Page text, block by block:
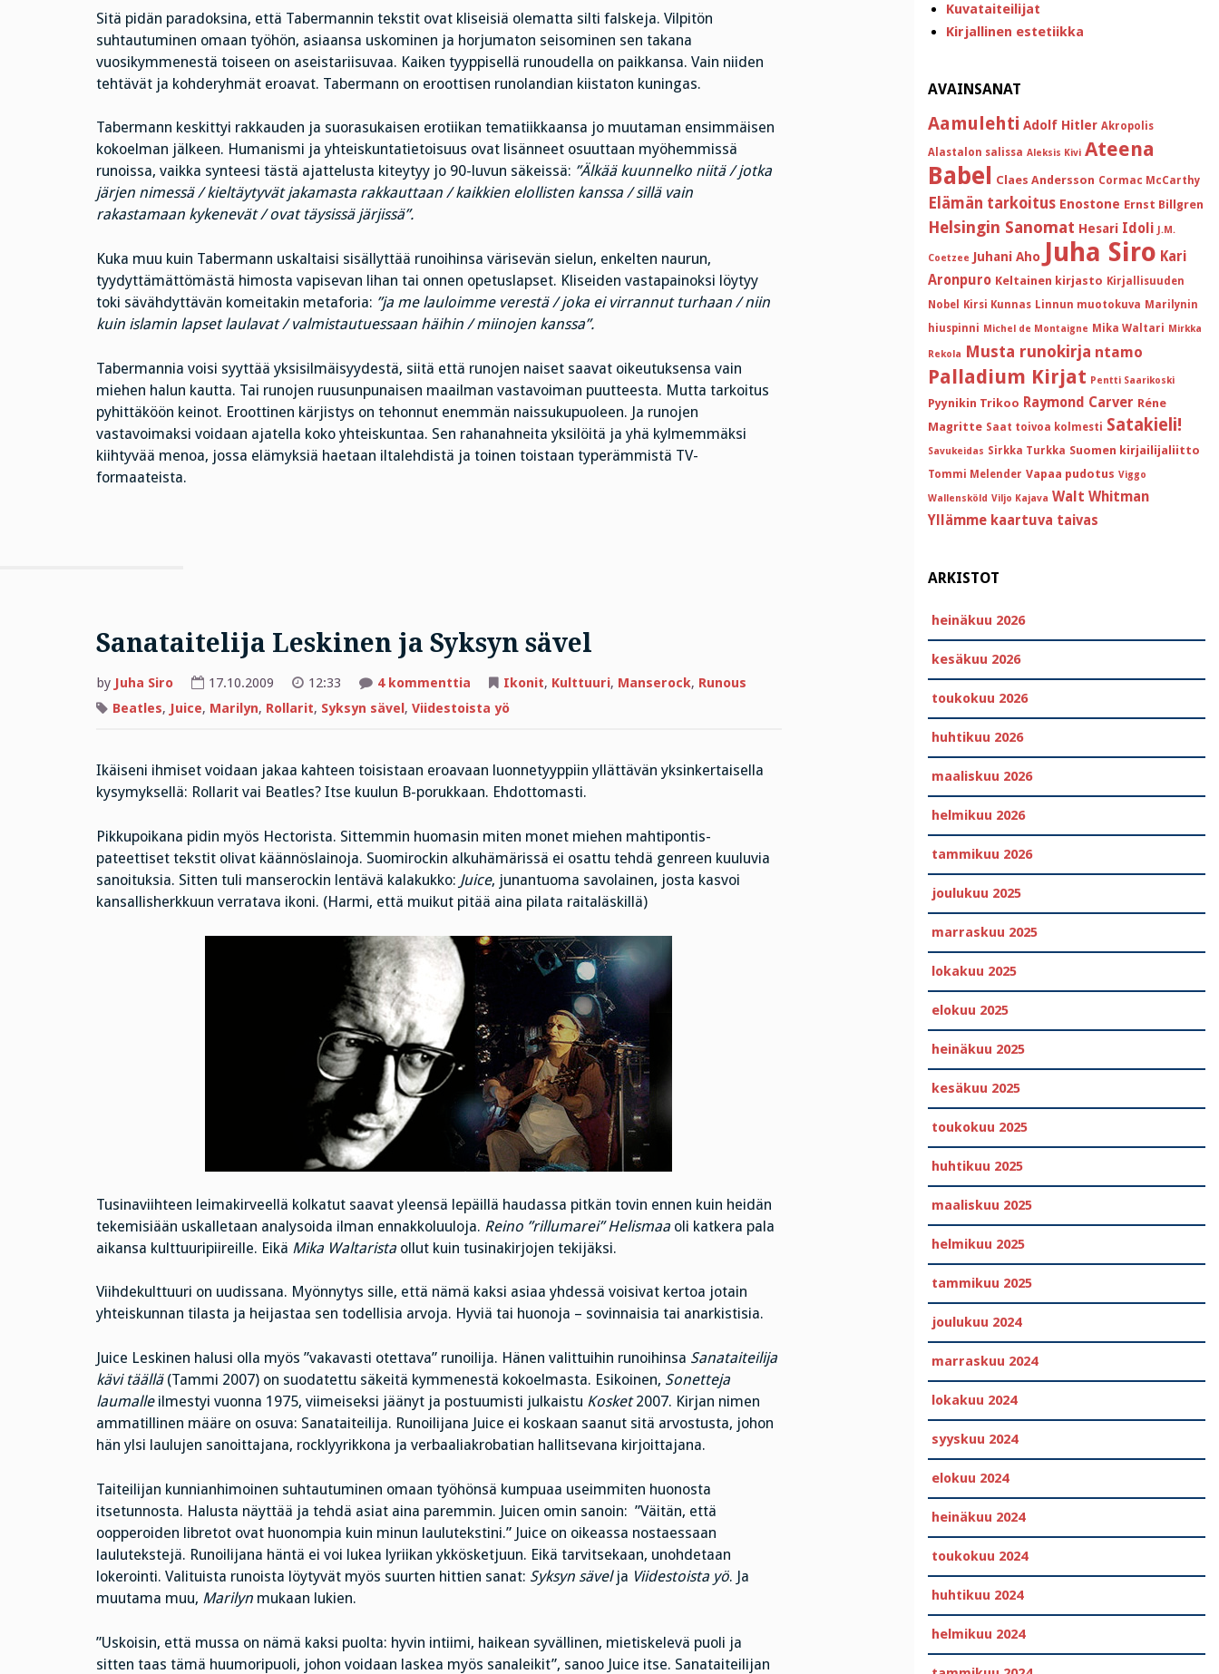
Sitä pidän paradoksina, että Tabermannin tekstit ovat kliseisiä olematta silti falskeja. Vilpitön
suhtautuminen omaan työhön, asiaansa uskominen ja horjumaton seisominen sen takana
vuosikymmenestä toiseen on aseistariisuvaa. Kaiken tyyppisellä runoudella on paikkansa. Vain niiden
tehtävät ja kohderyhmät eroavat. Tabermann on eroottisen runolandian kiistaton kuningas.
Tabermann keskittyi rakkauden ja suorasukaisen erotiikan tematiikkaansa jo muutaman ensimmäisen
kokoelman jälkeen. Humanismi ja yhteiskuntatietoisuus ovat lisänneet osuuttaan myöhemmissä
runoissa, vaikka synteesi tästä ajattelusta kiteytyy jo 90-luvun säkeissä: ”Älkää kuunnelko niitä / jotka
järjen nimessä / kieltäytyvät jakamasta rakkauttaan / kaikkien elollisten kanssa / sillä vain
rakastamaan kykenevät / ovat täysissä järjissä”.
Kuka muu kuin Tabermann uskaltaisi sisällyttää runoihinsa värisevän sielun, enkelten naurun,
tyydyttämättömästä himosta vapisevan lihan tai onnen opetuslapset. Kliseiden vastapainoksi löytyy
toki sävähdyttävän komeitakin metaforia: ”ja me lauloimme verestä / joka ei virrannut turhaan / niin
kuin islamin lapset laulavat / valmistautuessaan häihin / miinojen kanssa”.
Tabermannia voisi syyttää yksisilmäisyydestä, siitä että runojen naiset saavat oikeutuksensa vain
miehen halun kautta. Tai runojen ruusunpunaisen maailman vastavoiman puutteesta. Mutta tarkoitus
pyhittäköön keinot. Eroottinen kärjistys on tehonnut enemmän naissukupuoleen. Ja runojen
vastavoimaksi voidaan ajatella koko yhteiskuntaa. Sen rahanahneita yksilöitä ja yhä kylmemmäksi
kiihtyvää menoa, jossa elämyksiä haetaan iltalehdistä ja toinen toistaan typerämmistä TV-
formaateista.
Sanataitelija Leskinen ja Syksyn sävel
by Juha Siro 17.10.2009 12:33 4 kommenttiaartikkeliin
Sanataitelija
Leskinen
Ikonit, Kulttuuri, Manserock, Runous
Beatles, Juice, Marilyn, Rollarit, Syksyn sävel , Viidestoista yö
Ikäiseni ihmiset voidaan jakaa kahteen toisistaan eroavaan luonnetyyppiin yllättävän yksinkertaisella
kysymyksellä: Rollarit vai Beatles? Itse kuulun B-porukkaan. Ehdottomasti.
Pikkupoikana pidin myös Hectorista. Sittemmin huomasin miten monet miehen mahtipontis-
pateettiset tekstit olivat käännöslainoja. Suomirockin alkuhämärissä ei osattu tehdä genreen kuuluvia
sanoituksia. Sitten tuli manserockin lentävä kalakukko: Juice, junantuoma savolainen, josta kasvoi
kansallisherkkuun verratava ikoni. (Harmi, että muikut pitää aina pilata raitaläskillä)
Tusinaviihteen leimakirveellä kolkatut saavat yleensä lepäillä haudassa pitkän tovin ennen kuin heidän
tekemisiään uskalletaan analysoida ilman ennakkoluuloja. Reino ”rillumarei” Helismaaoli katkera pala
aikansa kulttuuripiireille. Eikä Mika Waltaristaollut kuin tusinakirjojen tekijäksi.
Viihdekulttuuri on uudissana. Myönnytys sille, että nämä kaksi asiaa yhdessä voisivat kertoa jotain
yhteiskunnan tilasta ja heijastaa sen todellisia arvoja. Hyviä tai huonoja – sovinnaisia tai anarkistisia.
Juice Leskinen halusi olla myös ”vakavasti otettava” runoilija. Hänen valittuihin runoihinsa Sanataiteilija
kävi täällä(Tammi 2007) on suodatettu säkeitä kymmenestä kokoelmasta. Esikoinen, Sonetteja
laumalleilmestyi vuonna 1975, viimeiseksi jäänyt ja postuumisti julkaistu Kosket2007. Kirjan nimen
ammatillinen määre on osuva: Sanataiteilija. Runoilijana Juice ei koskaan saanut sitä arvostusta, johon
hän ylsi laulujen sanoittajana, rocklyyrikkona ja verbaaliakrobatian hallitsevana kirjoittajana.
Taiteilijan kunnianhimoinen suhtautuminen omaan työhönsä kumpuaa useimmiten huonosta
itsetunnosta. Halusta näyttää ja tehdä asiat aina paremmin. Juicen omin sanoin: ”Väitän, että
oopperoiden libretot ovat huonompia kuin minun laulutekstini.” Juice on oikeassa nostaessaan
laulutekstejä. Runoilijana häntä ei voi lukea lyriikan ykkösketjuun. Eikä tarvitsekaan, unohdetaan
lokerointi. Valituista runoista löytyvät myös suurten hittien sanat: Syksyn sävelja Viidestoista yö. Ja
muutama muu, Marilynmukaan lukien.
”Uskoisin, että mussa on nämä kaksi puolta: hyvin intiimi, haikean syvällinen, mietiskelevä puoli ja
sitten taas tämä huumoripuoli, johon voidaan laskea myös sanaleikit”, sanoo Juice itse. Sanataiteilijan
Kuvataiteilijat
Kirjallinen estetiikka
AVAINSANAT
Aamulehti Adolf Hitler Akropolis
Alastalon salissa Aleksis Kivi Ateena
Babel Claes Andersson Cormac McCarthy
Elämän tarkoitus Enostone Ernst Billgren
Helsingin Sanomat Hesari Idoli J.M.
Coetzee Juhani Aho Juha Siro Kari
Aronpuro Keltainen kirjasto Kirjallisuuden
Nobel
Kirsi Kunnas Linnun muotokuva Marilynin
hiuspinni Michel de Montaigne Mika Waltari Mirkka
Rekola Musta runokirja ntamo
Palladium Kirjat Pentti Saarikoski
Pyynikin Trikoo Raymond Carver Réne
Magritte Saat toivoa kolmesti Satakieli!
Savukeidas Sirkka Turkka Suomen kirjailijaliitto
Tommi Melender Vapaa pudotus Viggo
Wallensköld Viljo Kajava Walt Whitman
Yllämme kaartuva taivas
ARKISTOT
heinäkuu 2026
kesäkuu 2026
toukokuu 2026
huhtikuu 2026
maaliskuu 2026
helmikuu 2026
tammikuu 2026
joulukuu 2025
marraskuu 2025
lokakuu 2025
elokuu 2025
heinäkuu 2025
kesäkuu 2025
toukokuu 2025
huhtikuu 2025
maaliskuu 2025
helmikuu 2025
tammikuu 2025
joulukuu 2024
marraskuu 2024
lokakuu 2024
syyskuu 2024
elokuu 2024
heinäkuu 2024
toukokuu 2024
huhtikuu 2024
helmikuu 2024